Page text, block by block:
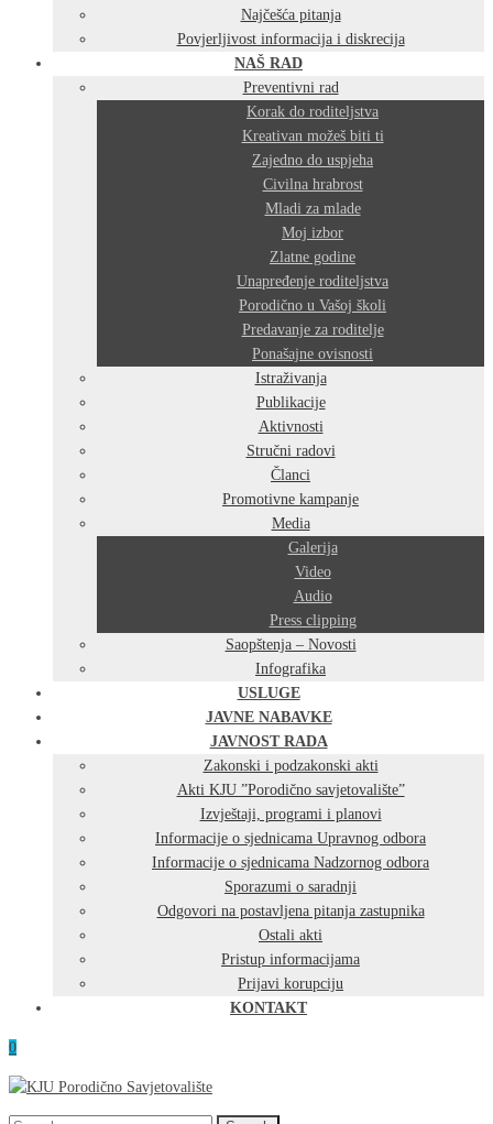
Najčešća pitanja
Povjerljivost informacija i diskrecija
NAŠ RAD
Preventivni rad
Korak do roditeljstva
Kreativan možeš biti ti
Zajedno do uspjeha
Civilna hrabrost
Mladi za mlade
Moj izbor
Zlatne godine
Unapređenje roditeljstva
Porodično u Vašoj školi
Predavanje za roditelje
Ponašajne ovisnosti
Istraživanja
Publikacije
Aktivnosti
Stručni radovi
Članci
Promotivne kampanje
Media
Galerija
Video
Audio
Press clipping
Saopštenja – Novosti
Infografika
USLUGE
JAVNE NABAVKE
JAVNOST RADA
Zakonski i podzakonski akti
Akti KJU ”Porodično savjetovalište”
Izvještaji, programi i planovi
Informacije o sjednicama Upravnog odbora
Informacije o sjednicama Nadzornog odbora
Sporazumi o saradnji
Odgovori na postavljena pitanja zastupnika
Ostali akti
Pristup informacijama
Prijavi korupciju
KONTAKT
0